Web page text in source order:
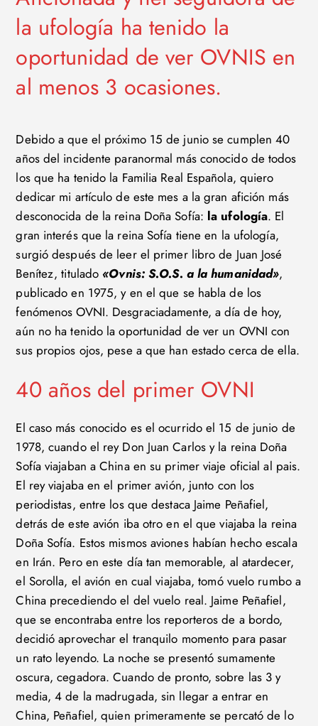
la ufología ha tenido la
oportunidad de ver OVNIS en
al menos 3 ocasiones.
Debido a que el próximo 15 de junio se cumplen 40
años del incidente paranormal más conocido de todos
los que ha tenido la Familia Real Española, quiero
dedicar mi artículo de este mes a la gran afición más
desconocida de la reina Doña Sofía: la ufología. El
gran interés que la reina Sofía tiene en la ufología,
surgió después de leer el primer libro de Juan José
Benítez, titulado«Ovnis: S.O.S. a la humanidad»,
publicado en 1975, y en el que se habla de los
fenómenos OVNI. Desgraciadamente, a día de hoy,
aún no ha tenido la oportunidad de ver un OVNI con
sus propios ojos, pese a que han estado cerca de ella.
40 años del primer OVNI
El caso más conocido es el ocurrido el 15 de junio de
1978, cuando el rey Don Juan Carlos y la reina Doña
Sofía viajaban a China en su primer viaje oficial al pais.
El rey viajaba en el primer avión, junto con los
periodistas, entre los que destaca Jaime Peñafiel,
detrás de este avión iba otro en el que viajaba la reina
Doña Sofía. Estos mismos aviones habían hecho escala
en Irán. Pero en este día tan memorable, al atardecer,
el Sorolla, el avión en cual viajaba, tomó vuelo rumbo a
China precediendo el del vuelo real. Jaime Peñafiel,
que se encontraba entre los reporteros de a bordo,
decidió aprovechar el tranquilo momento para pasar
un rato leyendo. La noche se presentó sumamente
oscura, cegadora. Cuando de pronto, sobre las 3 y
media, 4 de la madrugada, sin llegar a entrar en
China, Peñafiel, quien primeramente se percató de lo